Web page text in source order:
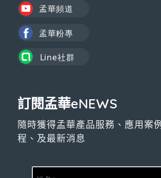
訂閱孟華eNEWS
隨時獲得孟華產品服務、應用案
程、及最新消息